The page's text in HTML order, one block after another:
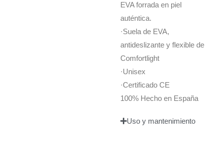
EVA forrada en piel
auténtica.
·Suela de EVA,
antideslizante y flexible de
Comfortlight
·Unisex
·Certificado CE
100% Hecho en España
Uso y mantenimiento